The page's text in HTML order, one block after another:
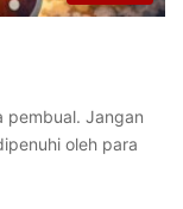
pembual. Jangan
oleh para